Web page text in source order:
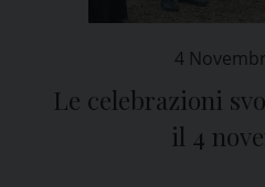
4
Le celebrazioni
il 4